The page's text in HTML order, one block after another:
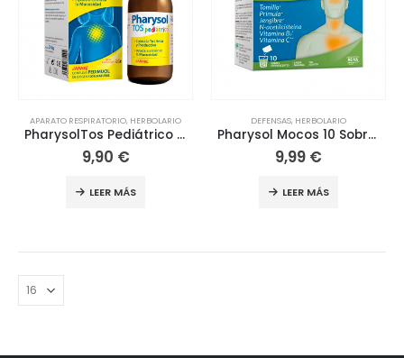
APARATO RESPIRATORIO, HERBOLARIO
PharysolTos Pediátrico Naranja 175ml
9,90 €
LEER MÁS
DEFENSAS, HERBOLARIO
Pharysol Mocos 10 Sobres Efervescentes
9,99 €
LEER MÁS